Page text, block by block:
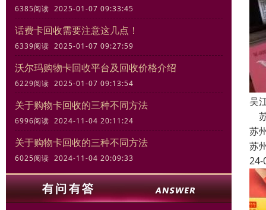
6385阅读 2025-01-07 09:33:45
话费卡回收需要注意这几点！
6339阅读 2025-01-07 09:27:59
沃尔玛购物卡回收平台及回收价格介绍
6229阅读 2025-01-07 09:13:54
关于购物卡回收的三种不同方法
6996阅读 2024-11-04 20:11:24
关于购物卡回收的三种不同方法
6025阅读 2024-11-04 20:09:33
吴
苏
苏
24-